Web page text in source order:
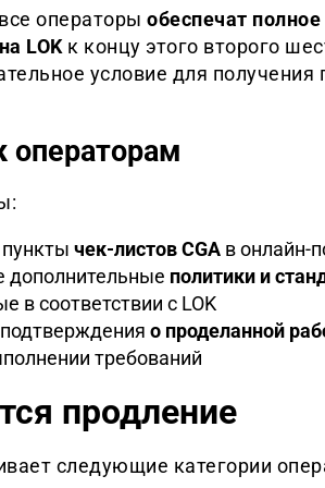
операторы обеспечат полное
LOKк концу этого второго
условие для получения
операторам
чек-листов CGAв онлайн-
дополнительные политики и
в соответствии с LOK
о проделанной
требований
продление
следующие категории